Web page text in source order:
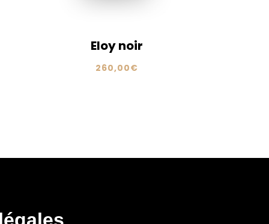
Eloy noir
260,00€